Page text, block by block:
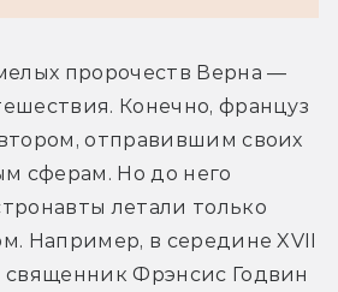
пророчеств Верна —
Конечно, француз
отправившим своих
сферам. Но до него
летали только
Например, в середине XVII
священник Фрэнсис Годвин